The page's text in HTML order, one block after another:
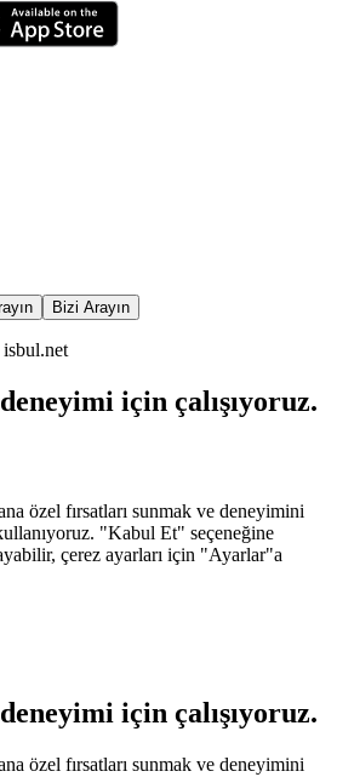
Bizi Arayın
isbul.net
için çalışıyoruz.
özel fırsatları sunmak ve deneyimini
"Kabul Et" seçeneğine
çerez ayarları için "Ayarlar"a
için çalışıyoruz.
özel fırsatları sunmak ve deneyimini